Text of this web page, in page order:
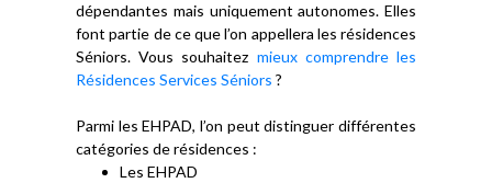
dépendantes mais uniquement autonomes. Elles
font partie de ce que l’on appellera les résidences
Séniors. Vous souhaitez mieux comprendre les
Résidences Services Séniors ?
Parmi les EHPAD, l’on peut distinguer différentes
catégories de résidences :
Les EHPAD